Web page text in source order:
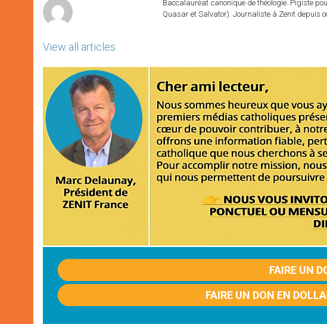
View all articles
Baccalauréat canonique de théologie. Pigiste
Quasar et Salvator). Journaliste à Zenit depuis
FAIRE UN
FAIRE UN DON EN